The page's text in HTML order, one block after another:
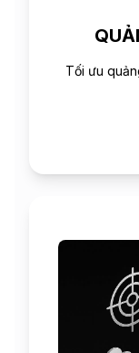
Tối ưu